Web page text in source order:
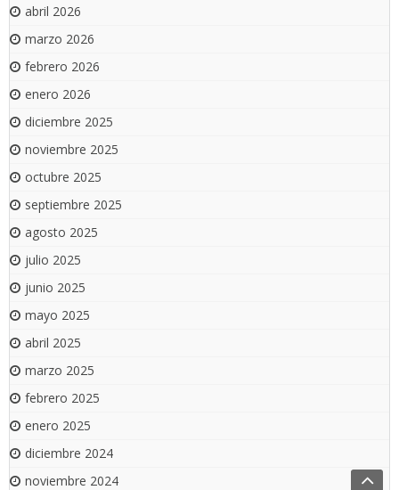
abril 2026
marzo 2026
febrero 2026
enero 2026
diciembre 2025
noviembre 2025
octubre 2025
septiembre 2025
agosto 2025
julio 2025
junio 2025
mayo 2025
abril 2025
marzo 2025
febrero 2025
enero 2025
diciembre 2024
noviembre 2024